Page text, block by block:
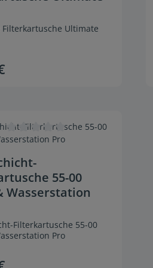
Filterkartusche Ultimate
Bewertung von 0 von 5 Sternen
55-00
Wasserstation
Filterkartusche 55-00
Pro